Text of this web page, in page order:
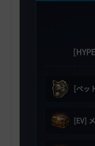
[ペッ
[EV]